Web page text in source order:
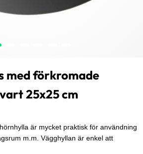
med förkromade
25x25 cm
är mycket praktisk för användning
m.m. Vägghyllan är enkel att